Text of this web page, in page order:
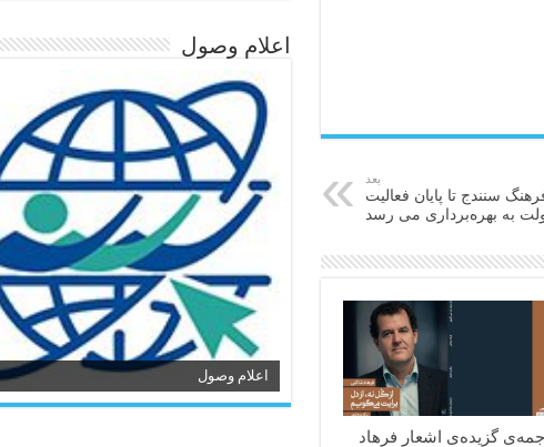
بعد
فرهنگ سنندج تا پایان فعالیت
به بهره‌برداری می رسد
گزیده‌‌ی اشعار فرهاد
اعلام وصول
اعلام وصول